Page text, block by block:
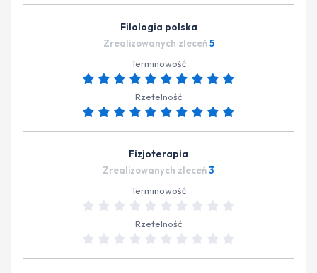
Filologia polska
Zrealizowanych zleceń5
Terminowość
Rzetelność
Fizjoterapia
Zrealizowanych zleceń3
Terminowość
Rzetelność